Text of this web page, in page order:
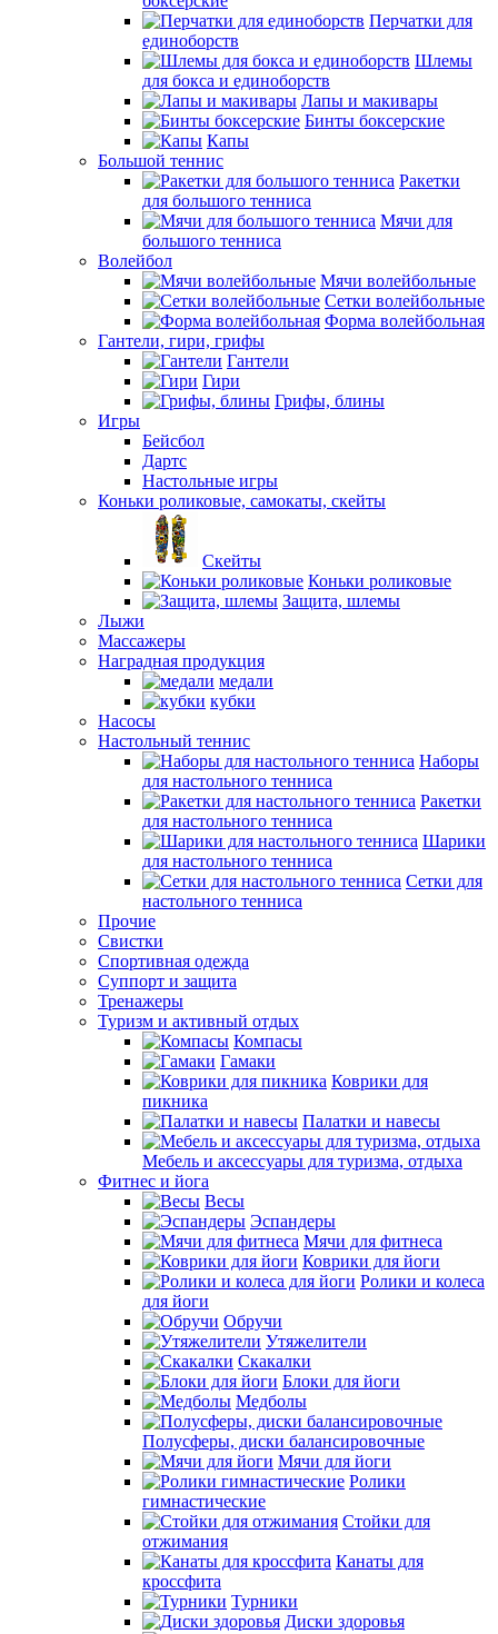
Перчатки для
единоборств
Шлемы
для бокса и единоборств
Лапы и макивары
Бинты боксерские
Капы
Большой теннис
Ракетки
для большого тенниса
Мячи для
большого тенниса
Волейбол
Мячи волейбольные
Сетки волейбольные
Форма волейбольная
Гантели, гири, грифы
Гантели
Гири
Грифы, блины
Игры
Бейсбол
Дартс
Настольные игры
Коньки роликовые, самокаты, скейты
Скейты
Коньки роликовые
Защита, шлемы
Лыжи
Массажеры
Наградная продукция
медали
кубки
Насосы
Настольный теннис
Наборы
для настольного тенниса
Ракетки
для настольного тенниса
Шарики
для настольного тенниса
Сетки для
настольного тенниса
Прочие
Свистки
Спортивная одежда
Суппорт и защита
Тренажеры
Туризм и активный отдых
Компасы
Гамаки
Коврики для
пикника
Палатки и навесы
Мебель и аксессуары для туризма, отдыха
Фитнес и йога
Весы
Эспандеры
Мячи для фитнеса
Коврики для йоги
Ролики и колеса
для йоги
Обручи
Утяжелители
Скакалки
Блоки для йоги
Медболы
Полусферы, диски балансировочные
Мячи для йоги
Ролики
гимнастические
Стойки для
отжимания
Канаты для
кроссфита
Турники
Диски здоровья